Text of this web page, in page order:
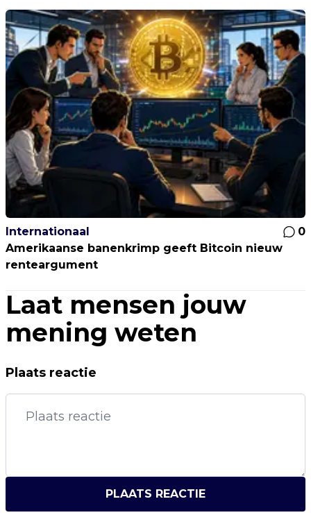
Internationaal
0
Amerikaanse banenkrimp geeft Bitcoin nieuw
renteargument
Laat mensen jouw
mening weten
Plaats reactie
PLAATS REACTIE